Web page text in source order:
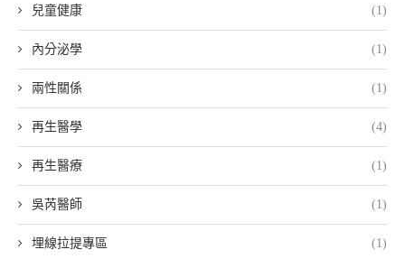
兒童健康 (1)
內分泌學 (1)
兩性關係 (1)
再生醫學 (4)
再生醫療 (1)
吳芮醫師 (1)
埋線拉提專區 (1)